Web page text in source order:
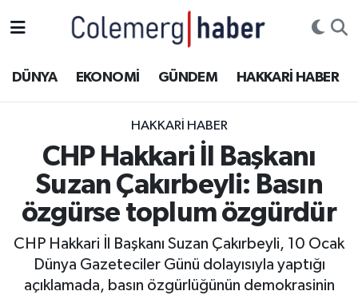
DÜNYA EKONOMİ GÜNDEM HAKKARİ HABER
HAKKARI HABER
CHP Hakkari İl Başkanı
Suzan Çakırbeyli: Basın
özgürse toplum özgürdür
CHP Hakkari İl Başkanı Suzan Çakırbeyli, 10 Ocak
Dünya Gazeteciler Günü dolayısıyla yaptığı
açıklamada, basın özgürlüğünün demokrasinin
ASAYİŞ
DOĞA
DÜNYA
EĞİTİM
Hakkâri Hava Durumu
Hakkari Namaz Vakitleri
Hakkâri Trafik Yoğunluk Haritası
Süper Lig Puan Durumu ve Fikstür
Tüm Manşetler